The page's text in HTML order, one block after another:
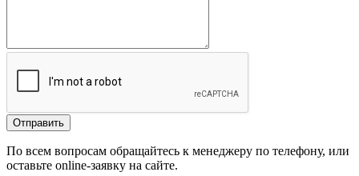
По всем вопросам обращайтесь к менеджеру по телефону, или
оставьте online-заявку на сайте.